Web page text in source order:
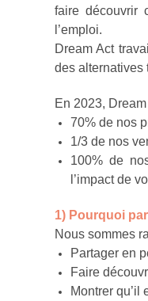
faire découvrir
l’emploi.
Dream Act
des alternatives
En 2023, Dream
70% de nos
1/3 de nos
100% de
l’impact de
1) Pourquoi
Nous sommes
Partager en
Faire
Montrer